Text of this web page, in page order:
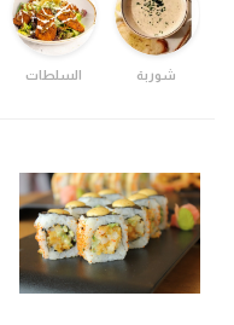
شوربة السلطات